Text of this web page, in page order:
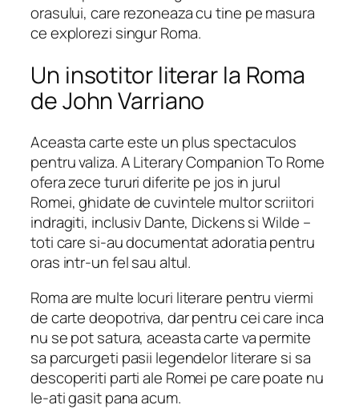
orasului, care rezoneaza cu tine pe masura
ce explorezi singur Roma.
Un insotitor literar la Roma
de John Varriano
Aceasta carte este un plus spectaculos
pentru valiza.A Literary Companion To Rome
ofera zece tururi diferite pe jos in jurul
Romei, ghidate de cuvintele multor scriitori
indragiti, inclusiv Dante, Dickens si Wilde –
toti care si-au documentat adoratia pentru
oras intr-un fel sau altul.
Roma are multe locuri literare pentru viermi
de carte deopotriva, dar pentru cei care inca
nu se pot satura, aceasta carte va permite
sa parcurgeti pasii legendelor literare si sa
descoperiti parti ale Romei pe care poate nu
le-ati gasit pana acum.